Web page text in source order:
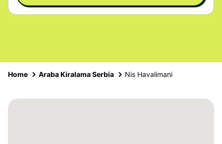
Home Araba Kiralama Serbia Nis Havalimani